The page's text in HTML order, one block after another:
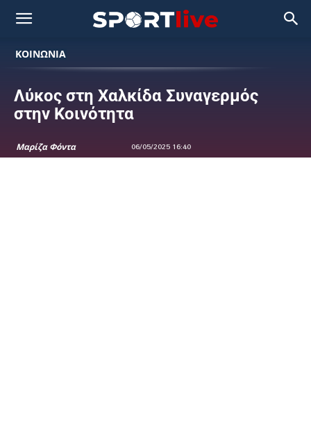
ΚΟΙΝΩΝΙΑ
Λύκος στη Χαλκίδα Συναγερμός
στην Κοινότητα
Μαρίζα Φόντα 06/05/2025 16:40